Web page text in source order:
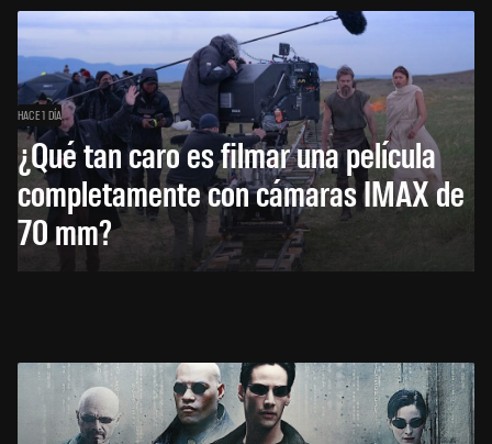
HACE 1 DÍA
¿Qué tan caro es filmar una película
completamente con cámaras IMAX de
70 mm?